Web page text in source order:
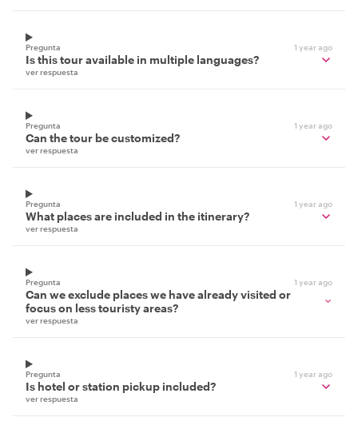
Pregunta 1 year ago
Is this tour available in multiple languages?
ver respuesta
Pregunta 1 year ago
Can the tour be customized?
ver respuesta
Pregunta 1 year ago
What places are included in the itinerary?
ver respuesta
Pregunta 1 year ago
Can we exclude places we have already visited or
focus on less touristy areas?
ver respuesta
Pregunta 1 year ago
Is hotel or station pickup included?
ver respuesta